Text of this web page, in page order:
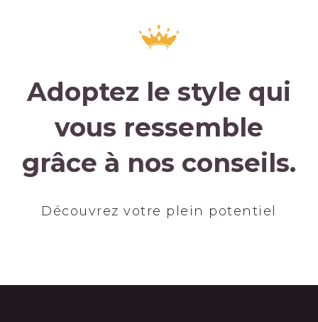
Adoptez le style qui
vous ressemble
grâce à nos conseils.
Découvrez votre plein potentiel